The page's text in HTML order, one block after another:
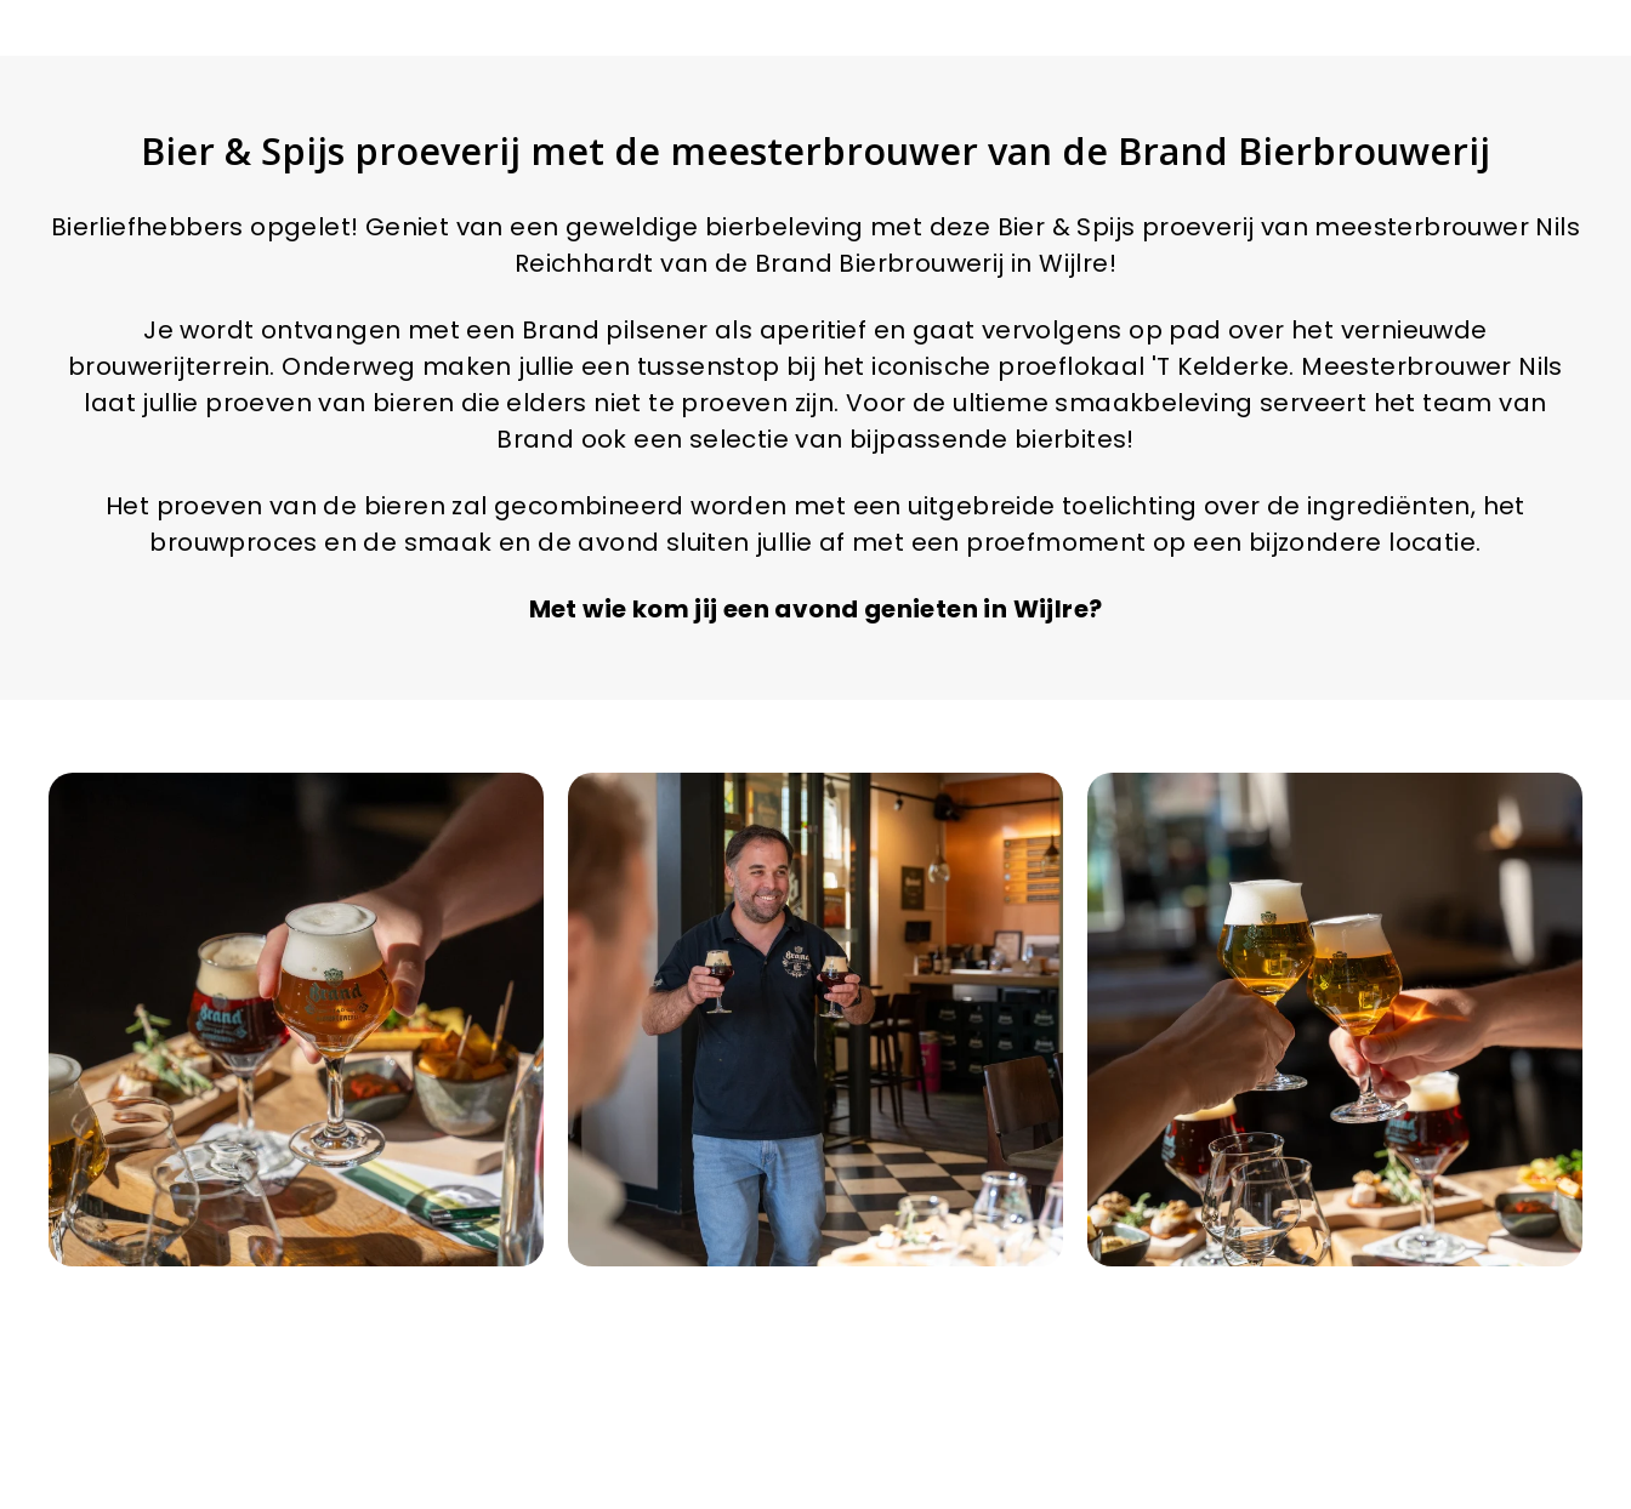
Bier & Spijs proeverij met de meesterbrouwer van de Brand Bierbrouwerij
Bierliefhebbers opgelet! Geniet van een geweldige bierbeleving met deze Bier & Spijs proeverij van meesterbrouwer Nils
Reichhardt van de Brand Bierbrouwerij in Wijlre!
Je wordt ontvangen met een Brand pilsener als aperitief en gaat vervolgens op pad over het vernieuwde
brouwerijterrein. Onderweg maken jullie een tussenstop bij het iconische proeflokaal 'T Kelderke. Meesterbrouwer Nils
laat jullie proeven van bieren die elders niet te proeven zijn. Voor de ultieme smaakbeleving serveert het team van
Brand ook een selectie van bijpassende bierbites!
Het proeven van de bieren zal gecombineerd worden met een uitgebreide toelichting over de ingrediënten, het
brouwproces en de smaak en de avond sluiten jullie af met een proefmoment op een bijzondere locatie.
Met wie kom jij een avond genieten in Wijlre?